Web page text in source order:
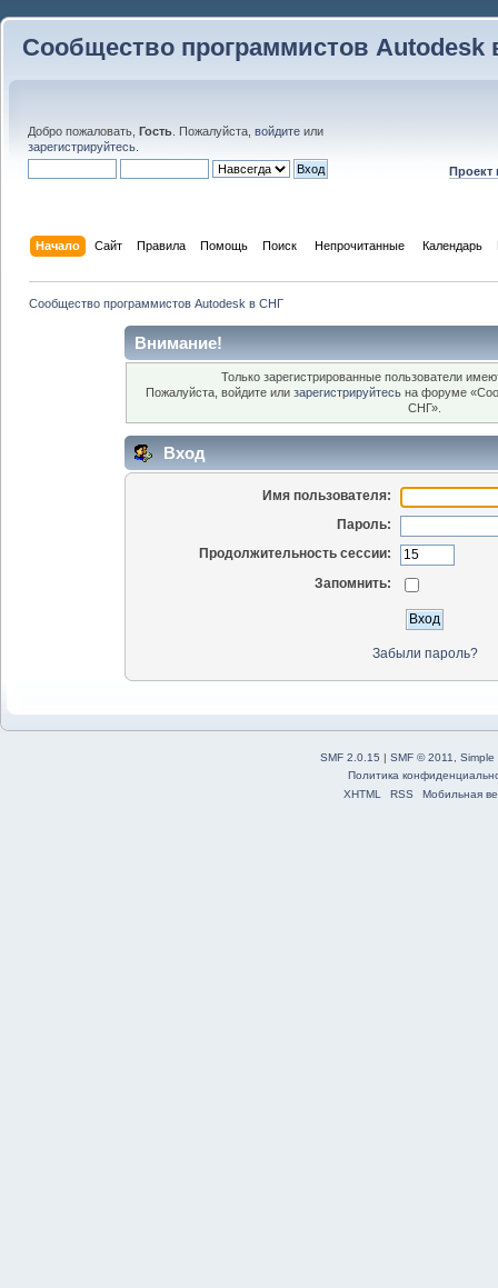
Сообщество программистов Autodesk
Добро пожаловать, Гость . Пожалуйста, войдите или
зарегистрируйтесь
Проект
Начало Сайт Правила Помощь Поиск Непрочитанные Календарь
Сообщество программистов Autodesk в СНГ
Внимание!
Только зарегистрированные пользователи
Пожалуйста, войдите или зарегистрируйтесь на форуме
СНГ».
Вход
Имя пользователя:
Пароль:
Продолжительность сессии:
Запомнить:
Забыли пароль?
SMF 2.0.15 | SMF © 2011
Simple
Политика
XHTML
RSS Мобильная